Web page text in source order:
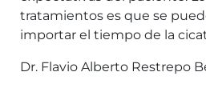
tratamientos es que se
importar el tiempo de la
Dr. Flavio Alberto Restrepo